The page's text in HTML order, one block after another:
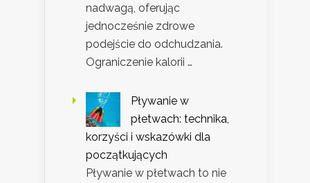
nadwagą, oferując
jednocześnie zdrowe
podejście do odchudzania.
Ograniczenie kalorii …
Pływanie w
płetwach: technika,
korzyści i wskazówki dla
początkujących
Pływanie w płetwach to nie